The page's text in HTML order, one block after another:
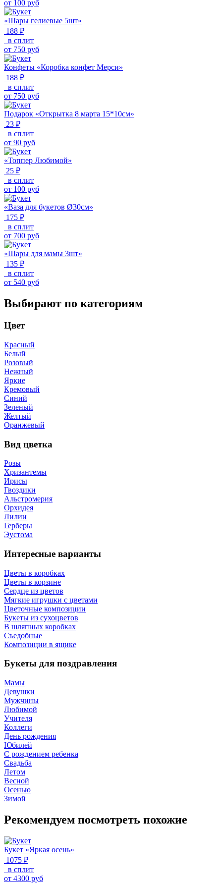
от 100 руб
«Шары гелиевые 5шт»
188 ₽
в сплит
от 750 руб
Конфеты «Коробка конфет Мерси»
188 ₽
в сплит
от 750 руб
Подарок «Открытка 8 марта 15*10см»
23 ₽
в сплит
от 90 руб
«Топпер Любимой»
25 ₽
в сплит
от 100 руб
«Ваза для букетов Ø30см»
175 ₽
в сплит
от 700 руб
«Шары для мамы 3шт»
135 ₽
в сплит
от 540 руб
Выбирают по категориям
Цвет
Красный
Белый
Розовый
Нежный
Яркие
Кремовый
Синий
Зеленый
Желтый
Оранжевый
Вид цветка
Розы
Хризантемы
Ирисы
Гвоздики
Альстромерия
Орхидея
Лилии
Герберы
Эустома
Интересные варианты
Цветы в коробках
Цветы в корзине
Сердце из цветов
Мягкие игрушки с цветами
Цветочные композиции
Букеты из сухоцветов
В шляпных коробках
Съедобные
Композиции в ящике
Букеты для поздравления
Мамы
Девушки
Мужчины
Любимой
Учителя
Коллеги
День рождения
Юбилей
С рождением ребенка
Свадьба
Летом
Весной
Осенью
Зимой
Рекомендуем посмотреть похожие
Букет «Яркая осень»
1075 ₽
в сплит
от 4300 руб